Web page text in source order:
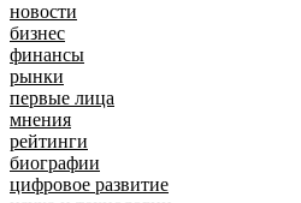
новости
бизнес
финансы
рынки
первые лица
мнения
рейтинги
биографии
цифровое развитие